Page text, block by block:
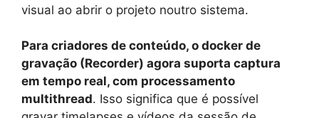
visual ao abrir o projeto noutro sistema.
Para criadores de conteúdo, o docker de
gravação (Recorder) agora suporta captura
em tempo real, com processamento
multithread. Isso significa que é possível